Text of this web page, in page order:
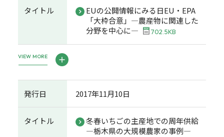
タイトル
EUの公開情報にみる日EU・EPA
「大枠合意」―農産物に関連した
分野を中心に―
702.5KB
VIEW MORE
発行日 2017年11月10日
タイトル
冬春いちごの主産地での周年供給
―栃木県の大規模農家の事例―